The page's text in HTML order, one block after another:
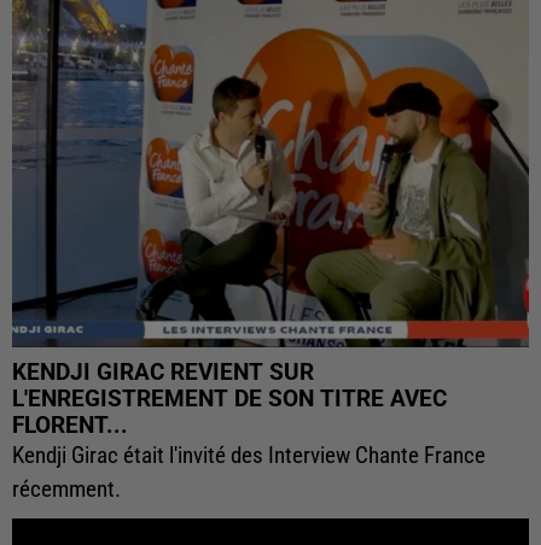
KENDJI GIRAC REVIENT SUR
L'ENREGISTREMENT DE SON TITRE AVEC
FLORENT...
Kendji Girac était l'invité des Interview Chante France
récemment.